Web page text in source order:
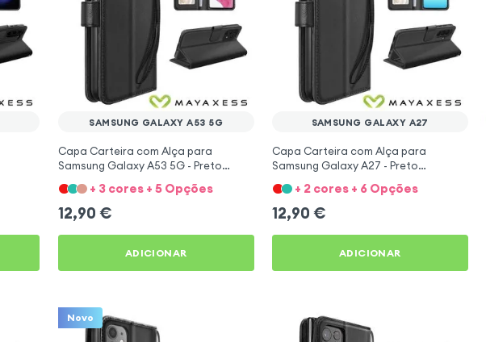
SAMSUNG GALAXY A53 5G
Capa Carteira com Alça para
Samsung Galaxy A53 5G - Preto
+ 3 cores + 5 Opções
12,90 €
ADICIONAR
SAMSUNG GALAXY A27
Capa Carteira com Alça para
Samsung Galaxy A27 - Preto
+ 2 cores + 6 Opções
12,90 €
ADICIONAR
Novo